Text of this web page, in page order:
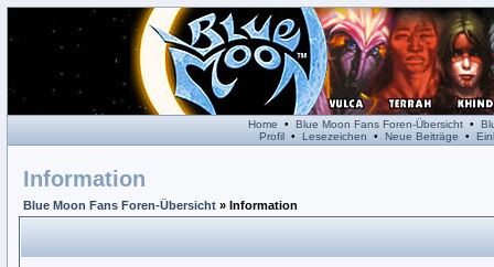
Home • Blue Moon Fans Foren-Übersicht•
Profil• Lesezeichen • Neue Beiträge •
Information
Blue Moon Fans Foren-Übersicht » Information